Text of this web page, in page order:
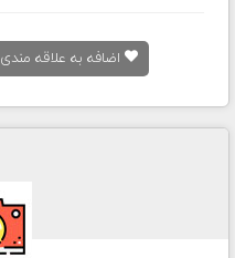
اضافه به علاقه مندی